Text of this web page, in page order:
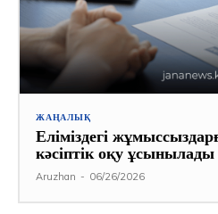
ЖАҢАЛЫҚ
Еліміздегі
кәсіптік оқу ұсынылады
Aruzhan - 06/26/2026